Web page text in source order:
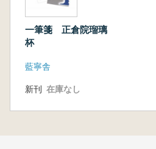
一筆箋 正倉院瑠璃
杯
藍寧舎
新刊 在庫なし